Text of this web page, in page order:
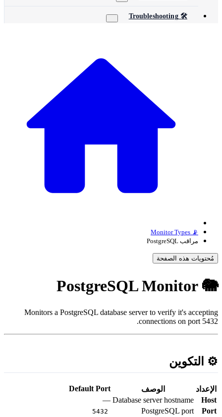
🛠️ Troubleshooting
📡 Monitor Types
مراقب PostgreSQL
مُحتويات هذه الصفحة
🐘 PostgreSQL
Monitors a PostgreSQL database server to verify it's
connections on port
التكوين
الإعداد الوصف
Default Port
Host
Database server hostname
—
Port
PostgreSQL port
5432